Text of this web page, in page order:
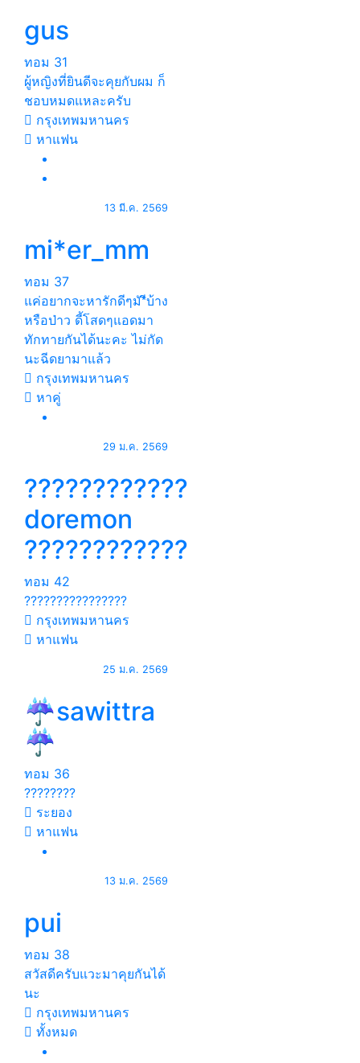
gus
ทอม 31
ผู้หญิงที่ยินดีจะคุยกับผม ก็
ชอบหมดแหละครับ
กรุงเทพมหานคร
หาแฟน
13 มี.ค. 2569
mi*er_mm
ทอม 37
แค่อยากจะหารักดีๆมั*ีบ้าง
หรือป่าว ดี้โสดๆแอดมา
ทักทายกันได้นะคะ ไม่กัด
นะฉีดยามาแล้ว
กรุงเทพมหานคร
หาคู่
29 ม.ค. 2569
????????????️
doremon
????????????️
ทอม 42
????????????????
กรุงเทพมหานคร
หาแฟน
25 ม.ค. 2569
☔️sawittra
☔️
ทอม 36
????????
ระยอง
หาแฟน
13 ม.ค. 2569
pui
ทอม 38
สวัสดีครับแวะมาคุยกันได้
นะ
กรุงเทพมหานคร
ทั้งหมด